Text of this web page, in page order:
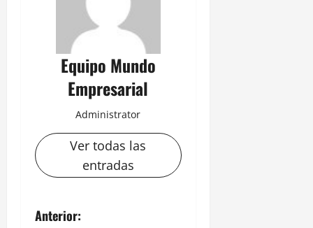
Equipo Mundo
Empresarial
Administrator
Ver todas las
entradas
N
Anterior: